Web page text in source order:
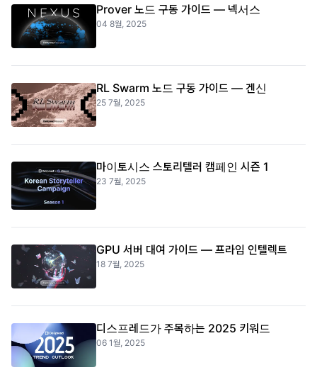
Prover 노드 구동 가이드 — 넥서스
04 8월, 2025
RL Swarm 노드 구동 가이드 — 겐신
25 7월, 2025
마이토시스 스토리텔러 캠페인 시즌 1
23 7월, 2025
GPU 서버 대여 가이드 — 프라임 인텔렉트
18 7월, 2025
디스프레드가 주목하는 2025 키워드
06 1월, 2025